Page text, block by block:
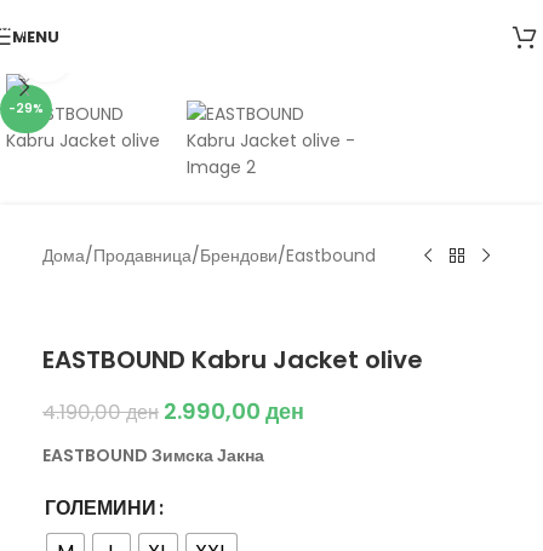
Skip to navigation
Skip to main content
MENU
-29%
Дома/Продавница/Брендови/Eastbound
EASTBOUND Kabru Jacket olive
4.190,00ден 2.990,00 ден
EASTBOUND Зимска Јакна
ГОЛЕМИНИ